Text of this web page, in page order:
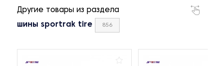
Другие товары из раздела
шины sportrak tire 856